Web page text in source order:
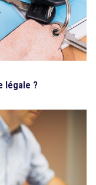
légale ?